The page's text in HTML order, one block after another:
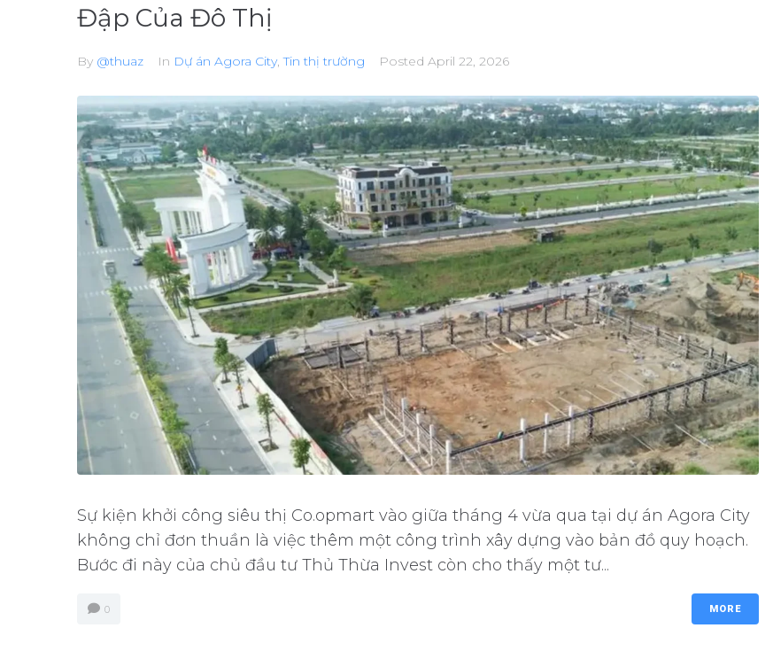
Đập Của Đô Thị
By @thuaz In Dự án Agora City,Tin thị trường Posted April 22, 2026
Sự kiện khởi công siêu thị Co.opmart vào giữa tháng 4 vừa qua tại dự án Agora City
không chỉ đơn thuần là việc thêm một công trình xây dựng vào bản đồ quy hoạch.
Bước đi này của chủ đầu tư Thủ Thừa Invest còn cho thấy một tư...
0 MORE